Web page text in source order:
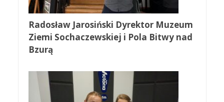
Radosław Jarosiński Dyrektor Muzeum
Ziemi Sochaczewskiej i Pola Bitwy nad
Bzurą